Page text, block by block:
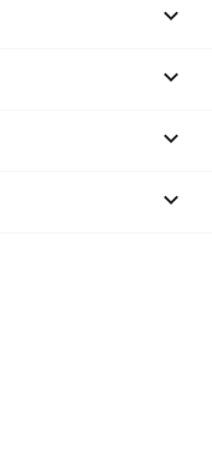



keyboard_arrow_down